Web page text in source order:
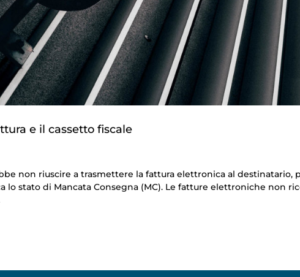
e il cassetto fiscale
non riuscire a trasmettere la fattura elettronica al destinatario,
lo stato di Mancata Consegna (MC). Le fatture elettroniche non